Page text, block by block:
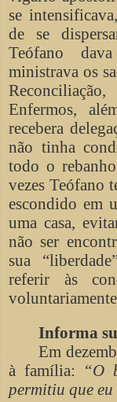
se
de se
Teófano
ministrava os
Enfermos,
recebera
não tinha
todo o
vezes Teófano
escondido em
uma casa,
não ser
sua
referir às
Informa
Em
à família:
“O
permitiu que eu